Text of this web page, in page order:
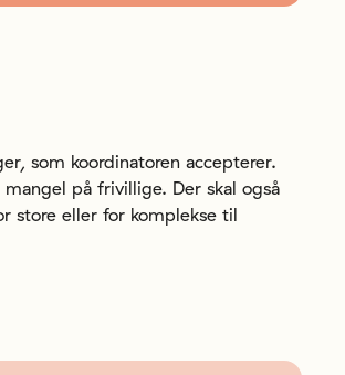
som koordinatoren accepterer.
på frivillige. Der skal også
store eller for komplekse til